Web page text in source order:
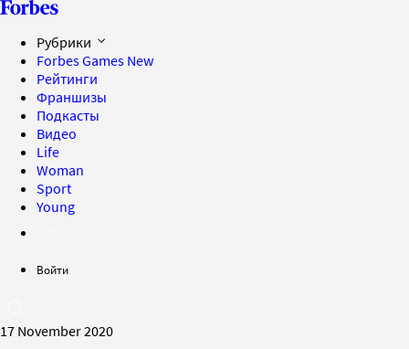
Рубрики
Forbes Games New
Рейтинги
Франшизы
Подкасты
Видео
Life
Woman
Sport
Young
Войти
17 November 2020